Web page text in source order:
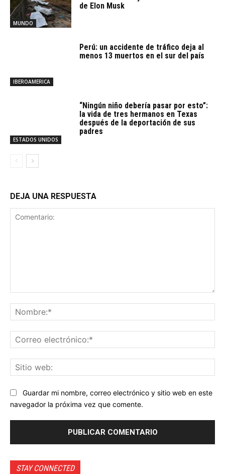
MUNDO
de Elon Musk
IBEROAMERICA
Perú: un accidente de tráfico deja al
menos 13 muertos en el sur del país
ESTADOS UNIDOS
“Ningún niño debería pasar por esto”:
la vida de tres hermanos en Texas
después de la deportación de sus
padres
DEJA UNA RESPUESTA
Guardar mi nombre, correo electrónico y sitio web en este
navegador la próxima vez que comente.
STAY CONNECTED